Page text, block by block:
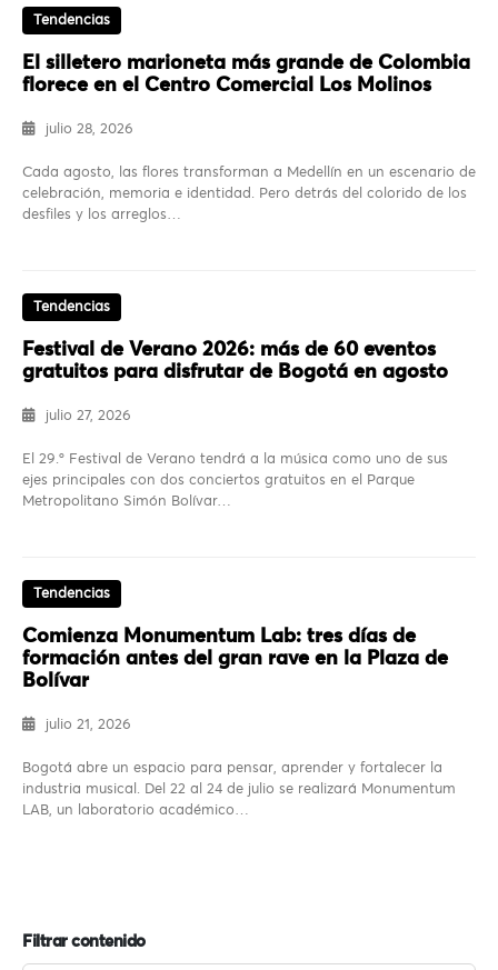
Tendencias
El silletero marioneta más grande de Colombia
florece en el Centro Comercial Los Molinos
julio 28, 2026
Cada agosto, las flores transforman a Medellín en un escenario de
celebración, memoria e identidad. Pero detrás del colorido de los
desfiles y los arreglos…
Tendencias
Festival de Verano 2026: más de 60 eventos
gratuitos para disfrutar de Bogotá en agosto
julio 27, 2026
El 29.º Festival de Verano tendrá a la música como uno de sus
ejes principales con dos conciertos gratuitos en el Parque
Metropolitano Simón Bolívar…
Tendencias
Comienza Monumentum Lab: tres días de
formación antes del gran rave en la Plaza de
Bolívar
julio 21, 2026
Bogotá abre un espacio para pensar, aprender y fortalecer la
industria musical. Del 22 al 24 de julio se realizará Monumentum
LAB, un laboratorio académico…
Filtrar contenido